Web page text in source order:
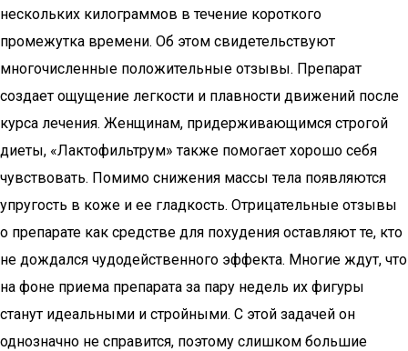
нескольких килограммов в течение короткого
промежутка времени. Об этом свидетельствуют
многочисленные положительные отзывы. Препарат
создает ощущение легкости и плавности движений после
курса лечения. Женщинам, придерживающимся строгой
диеты, «Лактофильтрум» также помогает хорошо себя
чувствовать. Помимо снижения массы тела появляются
упругость в коже и ее гладкость. Отрицательные отзывы
о препарате как средстве для похудения оставляют те, кто
не дождался чудодейственного эффекта. Многие ждут, что
на фоне приема препарата за пару недель их фигуры
станут идеальными и стройными. С этой задачей он
однозначно не справится, поэтому слишком большие